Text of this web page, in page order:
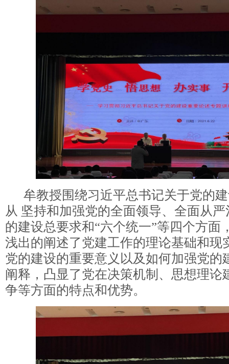
牟教授围绕习近平总书记关于党的
从 坚持和加强党的全面领导、全面从
的建设总要求和“六个统一”等四个方面
浅出的阐述了党建工作的理论基础和现
党的建设的重要意义以及如何加强党的
阐释，凸显了党在决策机制、思想理论
争等方面的特点和优势。